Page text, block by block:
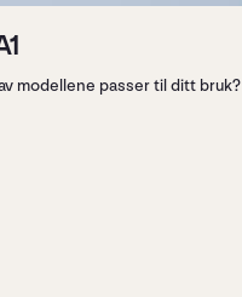
modellene passer til ditt bruk?